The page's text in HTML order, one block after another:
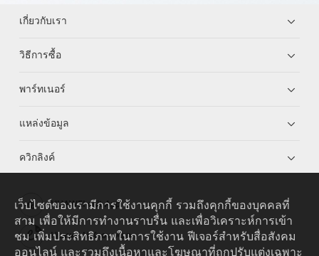
เกี่ยวกับเรา
วิธีการซื้อ
พาร์ทเนอร์
แหล่งข้อมูล
ควิกลิงค์
HUAWEI eKit App
Huawei HiKnow App
เว็บไซต์ของเรามีการใช้งานคุกกี้ รวมถึงคุกกี้ของบุคคลที่
สาม เพื่อให้มีการทำงานราบรื่น และเพื่อวิเคราะห์การเข้า
ชม เพิ่มประสิทธิภาพในการใช้งาน ฟีเจอร์สำหรับสื่อสังคม
ออนไลน์ และรวมถึงเนื้อหาและโฆษณาที่ถูกปรับแต่งเฉพาะ